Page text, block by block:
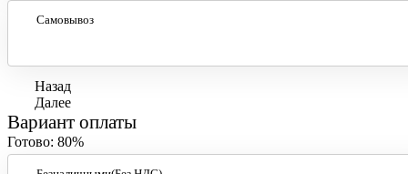
Самовывоз
Назад
Далее
Вариант оплаты
Готово: 80%